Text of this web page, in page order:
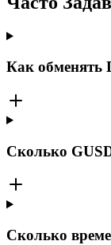
Как обменять
Сколько
Сколько